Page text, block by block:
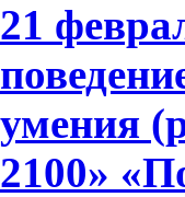
21
умения
2100»